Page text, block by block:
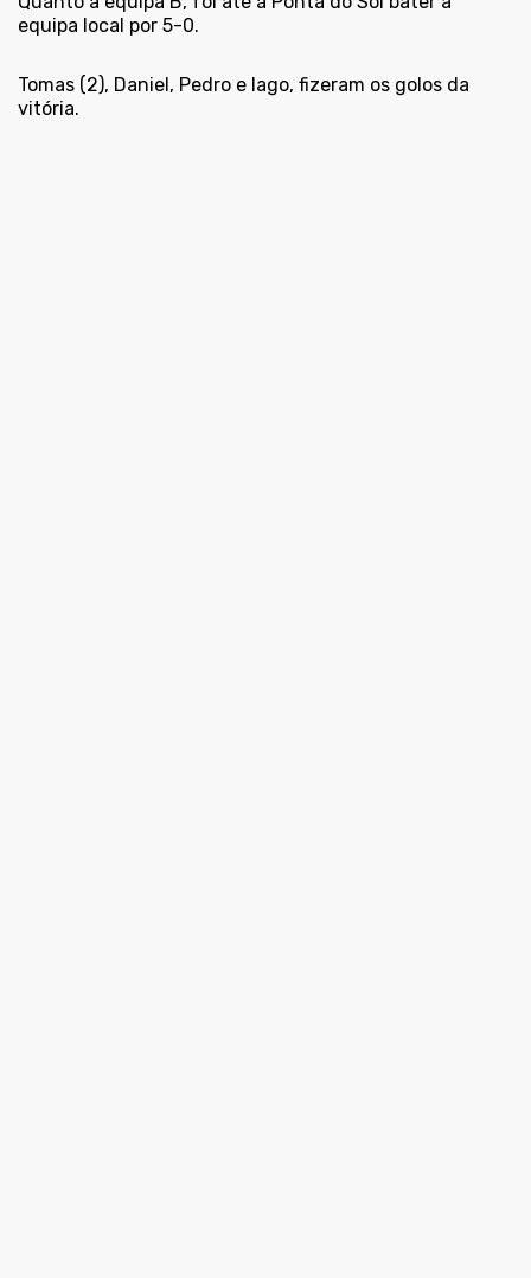
equipa local por 5-0.
Tomas (2), Daniel, Pedro e Iago, fizeram os golos da
vitória.